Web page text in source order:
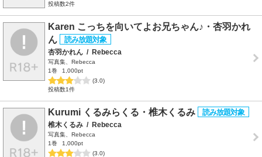
投稿数2件
Karen こっちを向いてよお兄ちゃん♪・杏羽かれ
ん
杏羽かれん / Rebecca
写真集、Rebecca
1巻
1,000pt
(3.0)
投稿数1件
Kurumi くるみらくる・椎木くるみ
椎木くるみ / Rebecca
写真集、Rebecca
1巻
1,000pt
(3.0)